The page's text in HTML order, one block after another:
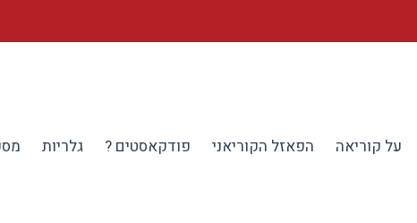
על קוריאה הפאזל הקוריאני פודקאסטים ? גלריות